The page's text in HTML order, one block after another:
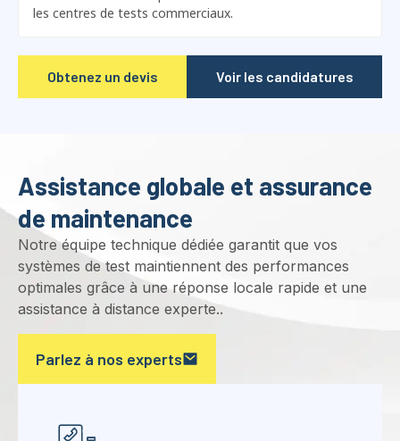
de maintenance
Notre équipe technique dédiée garantit que vos
systèmes de test maintiennent des performances
optimales grâce à une réponse locale rapide et une
assistance à distance experte..
Parlez à nos experts